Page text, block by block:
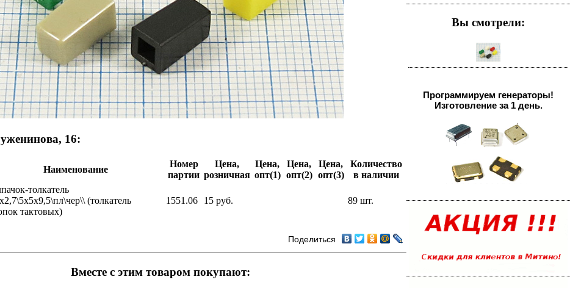
16:
Наименование
Номер
партии
Цена,
розничная
Цена,
опт(1)
Цена,
опт(2)
Цена,
опт(3)
Количество
в наличии
толкатель
(толкатель
тактовых)
1551.06 15 руб. 89 шт.
Поделиться
Вместе с этим товаром покупают:
Вы смотрели:
Программируем генераторы!
Изготовление за 1 день.